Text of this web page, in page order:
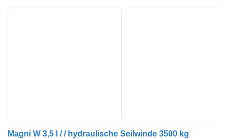
Magni W 3,5 l / / hydraulische Seilwinde 3500 kg